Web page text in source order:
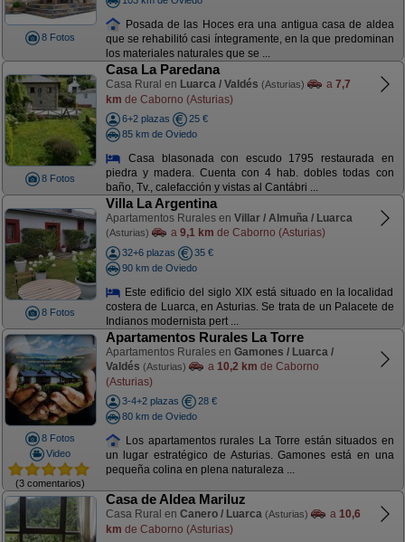
8 Fotos
Posada de las Hoces era una antigua casa de aldea
que se rehabilitó casi íntegramente, en la que predominan
los materiales naturales que se ...
8 Fotos
Casa La Paredana
Casa Rural en Luarca / Valdés (Asturias) a 7,7
km de Caborno (Asturias)
6+2 plazas
25 €
85 km de Oviedo
Casa blasonada con escudo 1795 restaurada en
piedra y madera. Cuenta con 4 hab. dobles todas con
baño, Tv., calefacción y vistas al Cantábri ...
8 Fotos
Villa La Argentina
Apartamentos Rurales en Villar / Almuña / Luarca
(Asturias) a 9,1 km de Caborno (Asturias)
32+6 plazas
35 €
90 km de Oviedo
Este edificio del siglo XIX está situado en la localidad
costera de Luarca, en Asturias. Se trata de un Palacete de
Indianos modernista pert ...
8 Fotos
Video
(3 comentarios)
Apartamentos Rurales La Torre
Apartamentos Rurales en Gamones / Luarca /
Valdés (Asturias) a 10,2 km de Caborno
(Asturias)
3-4+2 plazas
28 €
80 km de Oviedo
Los apartamentos rurales La Torre están situados en
un lugar estratégico de Asturias. Gamones está en una
pequeña colina en plena naturaleza ...
Casa de Aldea Mariluz
Casa Rural en Canero / Luarca (Asturias) a 10,6
km de Caborno (Asturias)